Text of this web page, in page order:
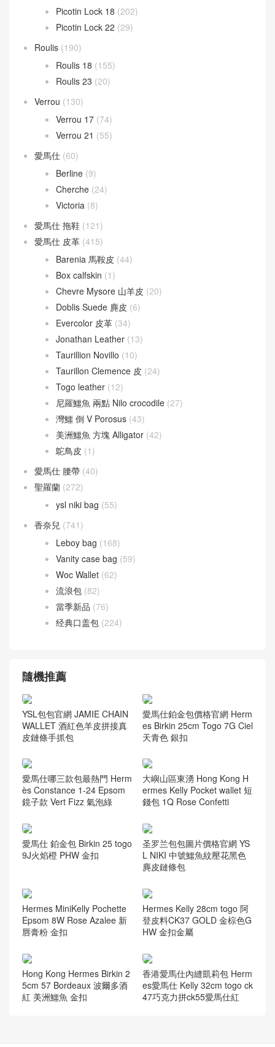
Picotin Lock 18 (202)
Picotin Lock 22 (29)
Roulis (190)
Roulis 18 (155)
Roulis 23 (20)
Verrou (130)
Verrou 17 (74)
Verrou 21 (55)
愛馬仕 (60)
Berline (9)
Cherche (24)
Victoria (8)
愛馬仕 拖鞋 (121)
愛馬仕 皮革 (415)
Barenia 馬鞍皮 (44)
Box calfskin (1)
Chevre Mysore 山羊皮 (20)
Doblis Suede 麂皮 (6)
Evercolor 皮革 (34)
Jonathan Leather (13)
Taurillion Novillo (10)
Taurillon Clemence 皮 (24)
Togo leather (12)
尼羅鱷魚 兩點 Nilo crocodile (27)
灣鱷 倒 V Porosus (43)
美洲鱷魚 方塊 Alligator (42)
鴕鳥皮 (1)
愛馬仕 腰帶 (40)
聖羅蘭 (272)
ysl niki bag (55)
香奈兒 (741)
Leboy bag (168)
Vanity case bag (59)
Woc Wallet (62)
流浪包 (82)
當季新品 (76)
经典口盖包 (224)
隨機推薦
YSL包包官網 JAMIE CHAIN
WALLET 酒紅色羊皮拼接真
皮鏈條手抓包
愛馬仕鉑金包價格官網 Herm
es Birkin 25cm Togo 7G Ciel
天青色 銀扣
愛馬仕哪三款包最熱門 Herm
ès Constance 1-24 Epsom
鏡子款 Vert Fizz 氣泡綠
大嶼山區東湧 Hong Kong H
ermes Kelly Pocket wallet 短
錢包 1Q Rose Confetti
愛馬仕 鉑金包 Birkin 25 togo
9J火焰橙 PHW 金扣
圣罗兰包包圖片價格官網 YS
L NIKI 中號鱷魚紋壓花黑色
麂皮鏈條包
Hermes MiniKelly Pochette
Epsom 8W Rose Azalee 新
唇膏粉 金扣
Hermes Kelly 28cm togo 阿
登皮料CK37 GOLD 金棕色G
HW 金扣金屬
Hong Kong Hermes Birkin 2
5cm 57 Bordeaux 波爾多酒
紅 美洲鱷魚 金扣
香港愛馬仕內縫凱莉包 Herm
es愛馬仕 Kelly 32cm togo ck
47巧克力拼ck55愛馬仕紅